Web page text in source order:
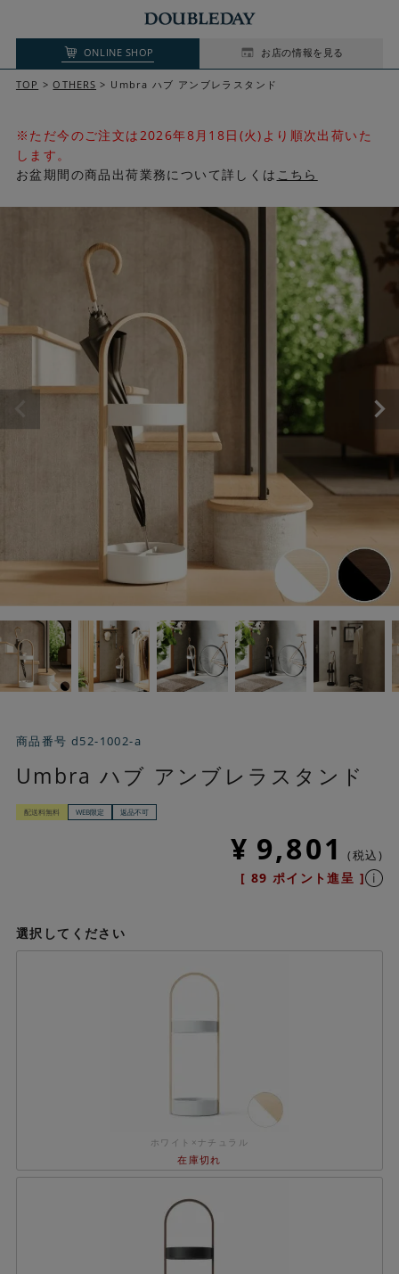
ONLINE SHOP お店の情報を見る
TOP OTHERS Umbra ハブ アンブレラスタンド
※ただ今のご注文は2026年8月18日(火)より順次出荷いた
します。
お盆期間の商品出荷業務について詳しくは こちら
商品番号 d52-1002-a
Umbra ハブ アンブレラスタンド
配送料無料 WEB限定 返品不可
¥ 9,801 税込
[ 89 ポイント進呈 ]
選択してください
ホワイト×ナチュラル
在庫切れ